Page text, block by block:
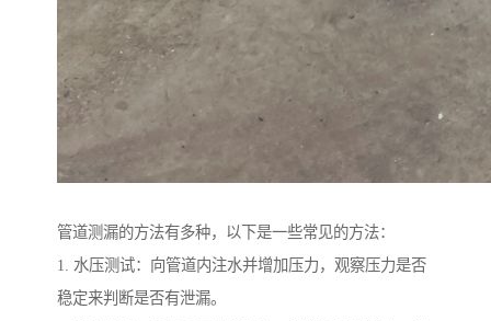
管道测漏的方法有多种，以下是一些常见的方法：
1. 水压测试：向管道内注水并增加压力，观察压力是否
稳定来判断是否有泄漏。